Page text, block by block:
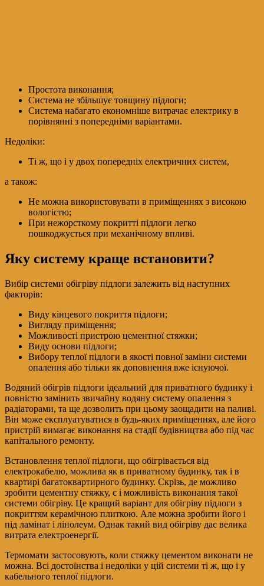
Простота виконання;
Система не збільшує товщину підлоги;
Система набагато економніше витрачає електрику в
порівнянні з попередніми варіантами.
Недоліки:
Ті ж, що і у двох попередніх електричних систем,
а також:
Не можна використовувати в приміщеннях з високою
вологістю;
При нежорсткому покритті підлоги легко
пошкоджується при механічному впливі.
Яку систему краще встановити?
Вибір системи обігріву підлоги залежить від наступних
факторів:
Виду кінцевого покриття підлоги;
Вигляду приміщення;
Можливості пристрою цементної стяжки;
Виду основи підлоги;
Вибору теплої підлоги в якості повної заміни системи
опалення або тільки як доповнення вже існуючої.
Водяний обігрів підлоги ідеальний для приватного будинку і
повністю замінить звичайну водяну систему опалення з
радіаторами, та ще дозволить при цьому заощадити на паливі.
Він може експлуатуватися в будь-яких приміщеннях, але його
пристрій вимагає виконання на стадії будівництва або під час
капітального ремонту.
Встановлення теплої підлоги, що обігрівається від
електрокабелю, можлива як в приватному будинку, так і в
квартирі багатоквартирного будинку. Скрізь, де можливо
зробити цементну стяжку, є і можливість виконання такої
системи обігріву. Це кращий варіант для обігріву підлоги з
покриттям керамічною плиткою. Але можна зробити його і
під ламінат і лінолеум. Однак такий вид обігріву дає велика
витрата електроенергії.
Термомати застосовують, коли стяжку цементом виконати не
можна. Всі достоїнства і недоліки у цій системи ті ж, що і у
кабельного теплої підлоги.